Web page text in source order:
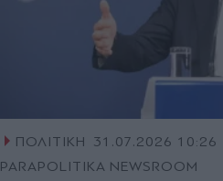
ΠΟΛΙΤΙΚΗ
31.07.2026 10:26
PARAPOLITIKA NEWSROOM